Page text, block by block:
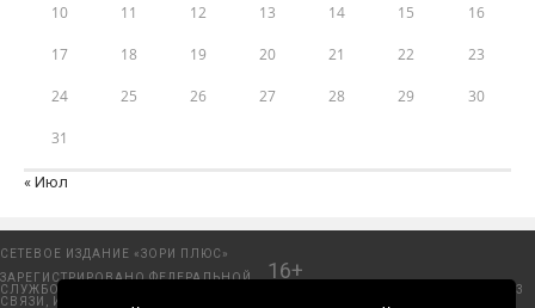
10 11 12 13 14 15 16
17 18 19 20 21 22 23
24 25 26 27 28 29 30
31
« Июл
СЕТЕВОЕ ИЗДАНИЕ «ЗОРИ ПЛЮС»
ЗАРЕГИСТРИРОВАНО ФЕДЕРАЛЬНОЙ
СЛУЖБОЙ ПО НАДЗОРУ В СФЕРЕ
СВЯЗИ, ИНФОРМАЦИОННЫХ
16+
Добрянский городской портал. © 2006 - 2023